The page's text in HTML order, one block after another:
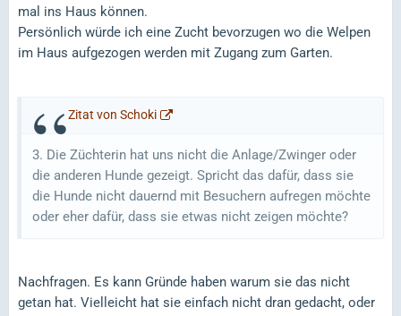
mal ins Haus können.
Persönlich würde ich eine Zucht bevorzugen wo die Welpen
im Haus aufgezogen werden mit Zugang zum Garten.
Zitat von Schoki
3. Die Züchterin hat uns nicht die Anlage/Zwinger oder
die anderen Hunde gezeigt. Spricht das dafür, dass sie
die Hunde nicht dauernd mit Besuchern aufregen möchte
oder eher dafür, dass sie etwas nicht zeigen möchte?
Nachfragen. Es kann Gründe haben warum sie das nicht
getan hat. Vielleicht hat sie einfach nicht dran gedacht, oder